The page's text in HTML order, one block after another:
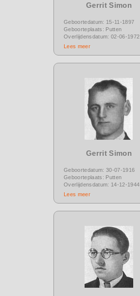
Gerrit Simon
Geboortedatum: 15-11-1897
Geboorteplaats: Putten
Overlijdensdatum: 02-06-1972
Lees meer
Gerrit Simon
Geboortedatum: 30-07-1916
Geboorteplaats: Putten
Overlijdensdatum: 14-12-1944
Lees meer